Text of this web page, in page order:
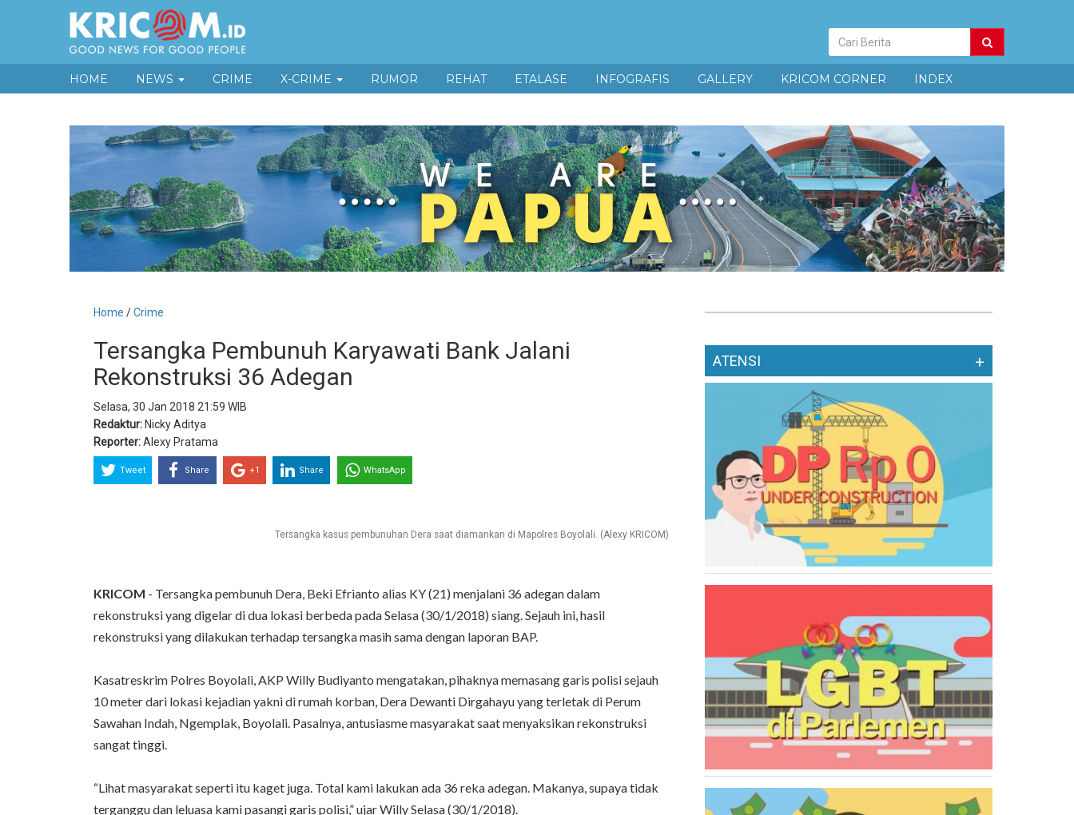
Pencarian
Berita
HOME NEWS CRIME X-CRIME RUMOR REHAT ETALASE INFOGRAFIS GALLERY KRICOM CORNER INDEX
Home /Crime
Tersangka Pembunuh Karyawati Bank Jalani
Rekonstruksi 36 Adegan
Selasa, 30 Jan 2018 21:59 WIB
Redaktur: Nicky Aditya
Reporter:Alexy Pratama
Tweet Share +1 Share WhatsApp
Tersangka kasus pembunuhan Dera saat diamankan di Mapolres Boyolali. (Alexy KRICOM)
KRICOM - Tersangka pembunuh Dera, Beki Efrianto alias KY (21) menjalani 36 adegan dalam
rekonstruksi yang digelar di dua lokasi berbeda pada Selasa (30/1/2018) siang. Sejauh ini, hasil
rekonstruksi yang dilakukan terhadap tersangka masih sama dengan laporan BAP.
Kasatreskrim Polres Boyolali, AKP Willy Budiyanto mengatakan, pihaknya memasang garis polisi sejauh
10 meter dari lokasi kejadian yakni di rumah korban, Dera Dewanti Dirgahayu yang terletak di Perum
Sawahan Indah, Ngemplak, Boyolali. Pasalnya, antusiasme masyarakat saat menyaksikan rekonstruksi
sangat tinggi.
“Lihat masyarakat seperti itu kaget juga. Total kami lakukan ada 36 reka adegan. Makanya, supaya tidak
terganggu dan leluasa kami pasangi garis polisi,” ujar Willy Selasa (30/1/2018).
ATENSI +